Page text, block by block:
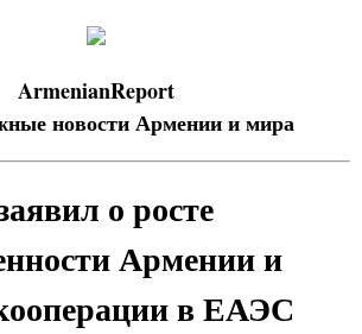
ArmenianReport
новости Армении и мира
о росте
Армении и
в ЕАЭС